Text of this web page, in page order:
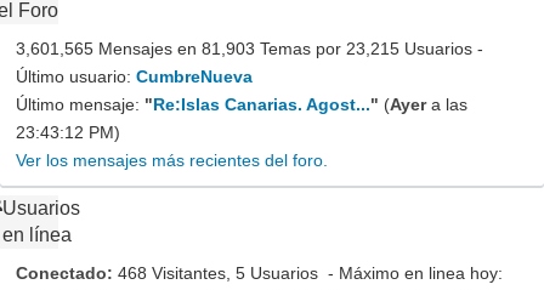
Foro
3,601,565 Mensajes en 81,903 Temas por 23,215 Usuarios -
Último usuario: CumbreNueva
Último mensaje: "Re:Islas Canarias. Agost..." (Ayera las
23:43:12 PM)
Ver los mensajes más recientes del foro.
Usuarios
en línea
Conectado: 468 Visitantes, 5 Usuarios - Máximo en linea hoy: